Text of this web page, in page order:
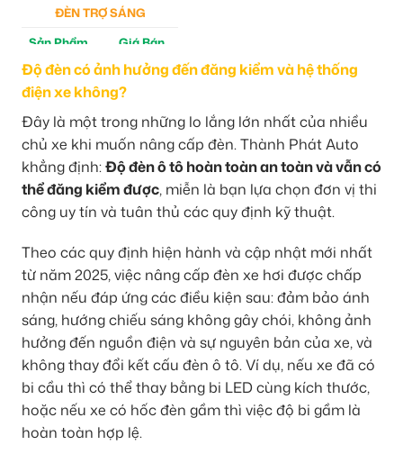
ĐÈN TRỢ SÁNG
Sản Phẩm
Giá Bán
M30 Ultra
4tr5
Aozoom EX3
Độ đèn có ảnh hưởng đến đăng kiểm và hệ thống
điện xe không?
Đây là một trong những lo lắng lớn nhất của nhiều
chủ xe khi muốn nâng cấp đèn. Thành Phát Auto
khẳng định:Độ đèn ô tô hoàn toàn an toàn và vẫn có
thể đăng kiểm được, miễn là bạn lựa chọn đơn vị thi
công uy tín và tuân thủ các quy định kỹ thuật.
Theo các quy định hiện hành và cập nhật mới nhất
từ năm 2025, việc nâng cấp đèn xe hơi được chấp
nhận nếu đáp ứng các điều kiện sau: đảm bảo ánh
sáng, hướng chiếu sáng không gây chói, không ảnh
hưởng đến nguồn điện và sự nguyên bản của xe, và
không thay đổi kết cấu đèn ô tô. Ví dụ, nếu xe đã có
bi cầu thì có thể thay bằng bi LED cùng kích thước,
hoặc nếu xe có hốc đèn gầm thì việc độ bi gầm là
hoàn toàn hợp lệ.